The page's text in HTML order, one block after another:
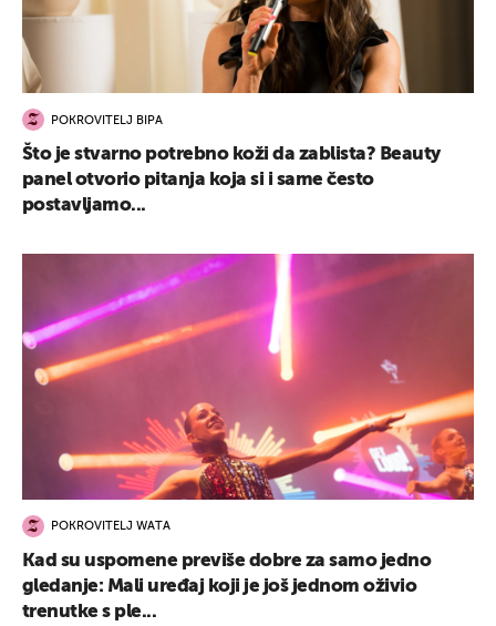
POKROVITELJ BIPA
Što je stvarno potrebno koži da zablista? Beauty
panel otvorio pitanja koja si i same često
postavljamo...
POKROVITELJ WATA
Kad su uspomene previše dobre za samo jedno
gledanje: Mali uređaj koji je još jednom oživio
trenutke s ple...